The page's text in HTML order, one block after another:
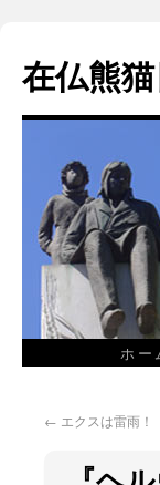
在仏熊
ホー
← エクスは雷雨！